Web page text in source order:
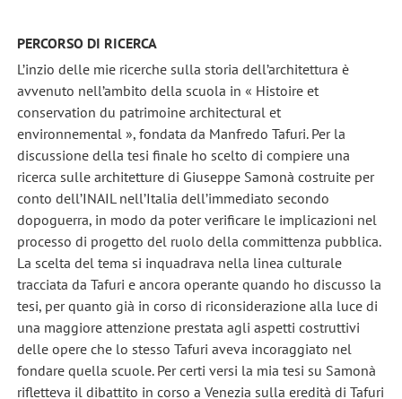
PERCORSO DI RICERCA
L’inzio delle mie ricerche sulla storia dell’architettura è
avvenuto nell’ambito della scuola in « Histoire et
conservation du patrimoine architectural et
environnemental », fondata da Manfredo Tafuri. Per la
discussione della tesi finale ho scelto di compiere una
ricerca sulle architetture di Giuseppe Samonà costruite per
conto dell’INAIL nell’Italia dell’immediato secondo
dopoguerra, in modo da poter verificare le implicazioni nel
processo di progetto del ruolo della committenza pubblica.
La scelta del tema si inquadrava nella linea culturale
tracciata da Tafuri e ancora operante quando ho discusso la
tesi, per quanto già in corso di riconsiderazione alla luce di
una maggiore attenzione prestata agli aspetti costruttivi
delle opere che lo stesso Tafuri aveva incoraggiato nel
fondare quella scuole. Per certi versi la mia tesi su Samonà
rifletteva il dibattito in corso a Venezia sulla eredità di Tafuri